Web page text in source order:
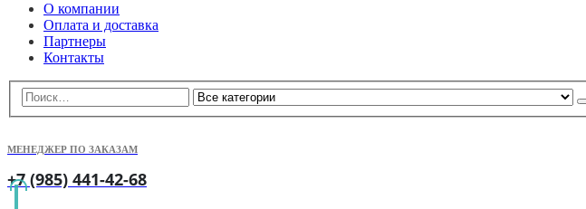
О компании
Оплата и доставка
Партнеры
Контакты
МЕНЕДЖЕР ПО ЗАКАЗАМ
+7 (985) 441-42-68